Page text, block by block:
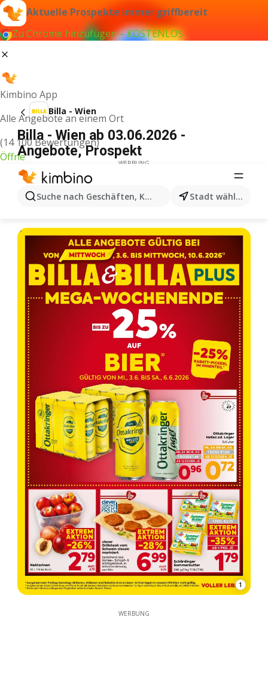
Aktuelle Prospekte immer griffbereit
Zu Chrome hinzufügen – KOSTENLOS
Kimbino App
Alle Angebote an einem Ort
(14 100 Bewertungen)
Öffne
Suche nach Geschäften, Kategorien, Produkten...
Stadt wählen
Billa - Wien
Billa - Wien ab 03.06.2026 -
Angebote, Prospekt
WERBUNG
1
WERBUNG